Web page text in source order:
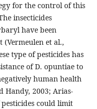
for the control of this
insecticides
have been
et al.,
type of pesticides has
of D. opuntiae to
human health
Handy, 2003; Arias-
pesticides could limit